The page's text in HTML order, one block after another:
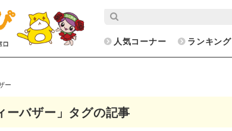
人気コーナー ランキング
ー
ーバザー」タグの記事